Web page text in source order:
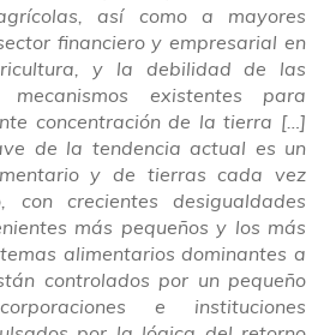
así como a mayores
financiero y empresarial en
y la debilidad de las
mecanismos existentes para
concentración de la tierra […]
de la tendencia actual es un
y de tierras cada vez
con crecientes desigualdades
más pequeños y los más
alimentarios dominantes a
controlados por un pequeño
e instituciones